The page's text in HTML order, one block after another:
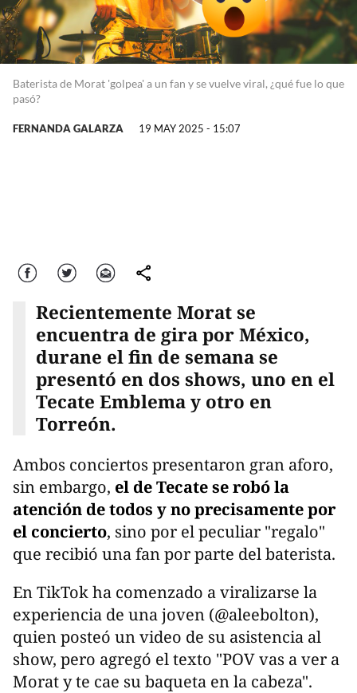
Baterista de Morat 'golpea' a un fan y se vuelve viral, ¿qué fue lo que
pasó?
FERNANDA GALARZA 19 MAY 2025 - 15:07
Facebook Twitter Correo comparte
Recientemente Morat se
encuentra de gira por México,
durane el fin de semana se
presentó en dos shows, uno en el
Tecate Emblema y otro en
Torreón.
Ambos conciertos presentaron gran aforo,
sin embargo, el de Tecate se robó la
atención de todos y no precisamente por
el concierto, sino por el peculiar "regalo"
que recibió una fan por parte del baterista.
En TikTok ha comenzado a viralizarse la
experiencia de una joven (@aleebolton),
quien posteó un video de su asistencia al
show, pero agregó el texto "POV vas a ver a
Morat y te cae su baqueta en la cabeza".